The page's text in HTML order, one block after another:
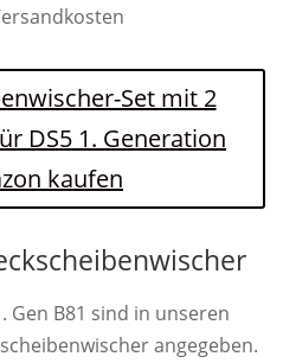
Set mit 2
DS5 1. Generation
kaufen
Gen B81 sind in unseren
angegeben.